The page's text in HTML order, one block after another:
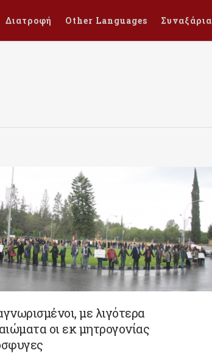
Διατροφή Other Languages Συναξάρια
με λιγότερα
οι εκ μητρογονίας